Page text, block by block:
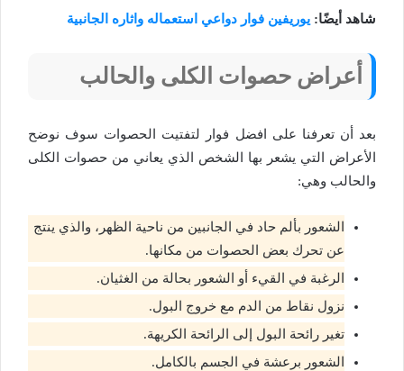
شاهد أيضًا: يوريفين فوار دواعي استعماله واثاره الجانبية
أعراض حصوات الكلى والحالب
بعد أن تعرفنا على افضل فوار لتفتيت الحصوات سوف نوضح
الأعراض التي يشعر بها الشخص الذي يعاني من حصوات الكلى
والحالب وهي:
الشعور بألم حاد في الجانبين من ناحية الظهر، والذي ينتج
عن تحرك بعض الحصوات من مكانها.
الرغبة في القيء أو الشعور بحالة من الغثيان.
نزول نقاط من الدم مع خروج البول.
تغير رائحة البول إلى الرائحة الكريهة.
الشعور برعشة في الجسم بالكامل.